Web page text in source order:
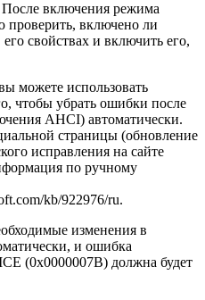
включения режима
включено ли
свойствах и включить его,
можете использовать
чтобы убрать ошибки после
AHCI) автоматически.
страницы (обновление
исправления на сайте
по ручному
kb/922976/ru.
изменения в
и ошибка
(0x0000007B) должна будет